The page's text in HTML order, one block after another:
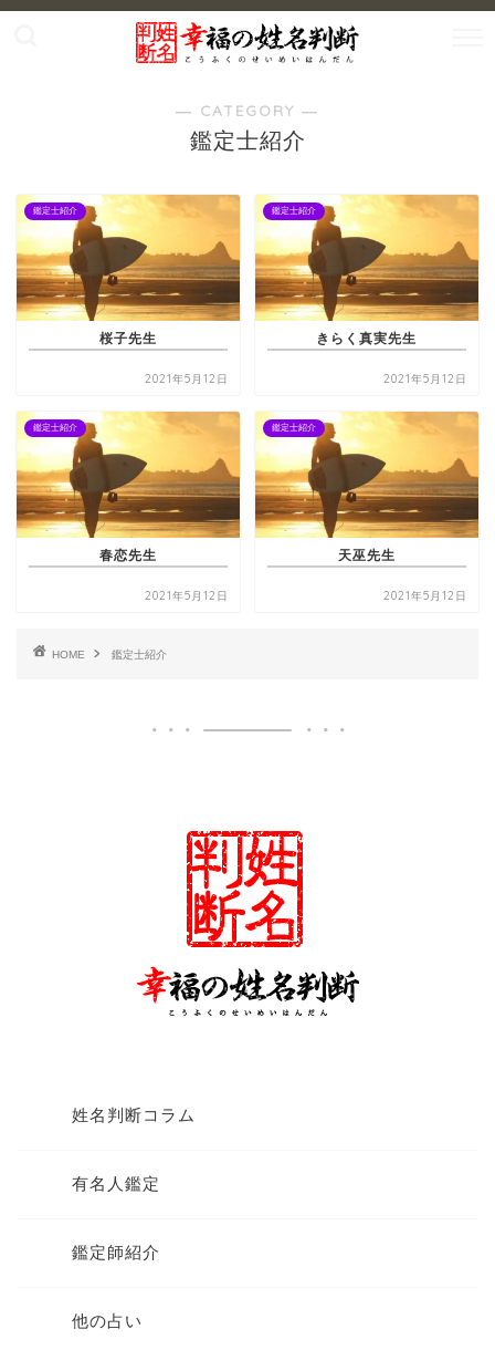
― CATEGORY ―
鑑定士紹介
鑑定士紹介
桜子先生
2021年5月12日
鑑定士紹介
きらく真実先生
2021年5月12日
鑑定士紹介
春恋先生
2021年5月12日
鑑定士紹介
天巫先生
2021年5月12日
HOME 鑑定士紹介
姓名判断コラム
有名人鑑定
鑑定師紹介
他の占い